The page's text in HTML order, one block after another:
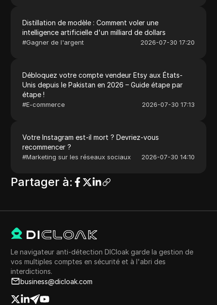
Distillation de modèle : Comment voler une
intelligence artificielle d'un milliard de dollars
#Gagner de l'argent 2026-07-30 17:20
Débloquez votre compte vendeur Etsy aux États-
Unis depuis le Pakistan en 2026 – Guide étape par
étape !
#E-commerce 2026-07-30 17:13
Votre Instagram est-il mort ? Devriez-vous
recommencer ?
#Marketing sur les réseaux sociaux 2026-07-30 14:10
Partager à:
Le navigateur anti-détection DICloak garde la gestion de
vos multiples comptes en sécurité et à l'abri des
interdictions.
business@dicloak.com